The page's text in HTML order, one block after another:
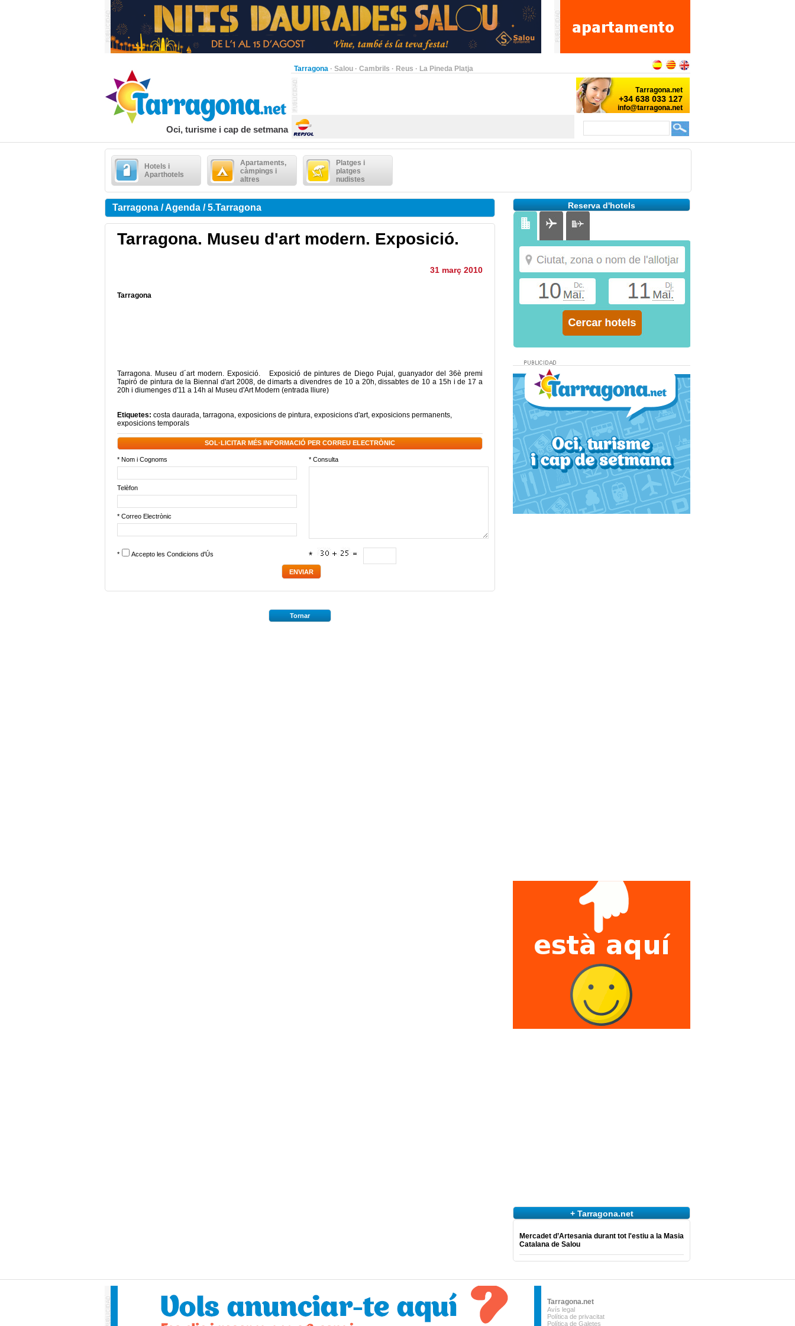
Tarragona · Salou · Cambrils · Reus · La Pineda Platja
Oci, turisme i cap de setmana
Hotels i
Aparthotels
Apartaments,
càmpings i
altres
Platges i
platges
nudistes
Tarragona / Agenda / 5.Tarragona
Tarragona. Museu d'art modern. Exposició.
31 març 2010
Tarragona
Tarragona. Museu d´art modern. Exposició. Exposició de pintures de Diego Pujal, guanyador del 36è premi
Tapiró de pintura de la Biennal d'art 2008, de dimarts a divendres de 10 a 20h, dissabtes de 10 a 15h i de 17 a
20h i diumenges d'11 a 14h al Museu d'Art Modern (entrada lliure)
Etiquetes: costa daurada, tarragona, exposicions de pintura, exposicions d'art, exposicions permanents,
exposicions temporals
SOL·LICITAR MÉS INFORMACIÓ PER CORREU ELECTRÒNIC
* Nom i Cognoms * Consulta
Telèfon
* Correo Electrònic
* Accepto les Condicions d'Ús *
Tornar
Reserva d'hotels
+ Tarragona.net
Mercadet d’Artesania durant tot l'estiu a la Masia
Catalana de Salou
Tarragona.net
Avís legal
Política de privacitat
Política de Galetes